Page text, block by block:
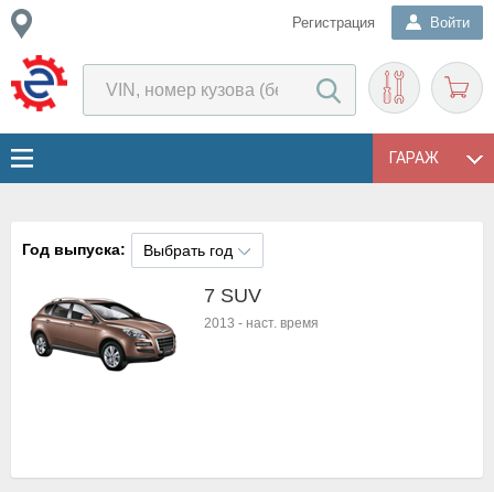
Регистрация Войти
ГАРАЖ
Год выпуска: Выбрать год
7 SUV
2013 - наст. время